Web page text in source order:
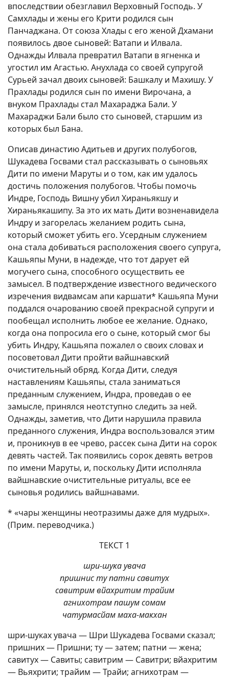
впоследствии обезглавил Верховный Господь. У
Самхлады и жены его Крити родился сын
Панчаджана. От союза Хлады с его женой Дхамани
появилось двое сыновей: Ватапи и Илвала.
Однажды Илвала превратил Ватапи в ягненка и
угостил им Агастью. Анухлада со своей супругой
Сурьей зачал двоих сыновей: Башкалу и Махишу. У
Прахлады родился сын по имени Вирочана, а
внуком Прахлады стал Махараджа Бали. У
Махараджи Бали было сто сыновей, старшим из
которых был Бана.
Описав династию Адитьев и других полубогов,
Шукадева Госвами стал рассказывать о сыновьях
Дити по имени Маруты и о том, как им удалось
достичь положения полубогов. Чтобы помочь
Индре, Господь Вишну убил Хираньякшу и
Хираньякашипу. За это их мать Дити возненавидела
Индру и загорелась желанием родить сына,
который сможет убить его. Усердным служением
она стала добиваться расположения своего супруга,
Кашьяпы Муни, в надежде, что тот дарует ей
могучего сына, способного осуществить ее
замысел. В подтверждение известного ведического
изречения видвамсам апи каршати* Кашьяпа Муни
поддался очарованию своей прекрасной супруги и
пообещал исполнить любое ее желание. Однако,
когда она попросила его о сыне, который смог бы
убить Индру, Кашьяпа пожалел о своих словах и
посоветовал Дити пройти вайшнавский
очистительный обряд. Когда Дити, следуя
наставлениям Кашьяпы, стала заниматься
преданным служением, Индра, проведав о ее
замысле, принялся неотступно следить за ней.
Однажды, заметив, что Дити нарушила правила
преданного служения, Индра воспользовался этим
и, проникнув в ее чрево, рассек сына Дити на сорок
девять частей. Так появились сорок девять ветров
по имени Маруты, и, поскольку Дити исполняла
вайшнавские очистительные ритуалы, все ее
сыновья родились вайшнавами.
* «чары женщины неотразимы даже для мудрых».
(Прим. переводчика.)
ТЕКСТ 1
шри-шука увача
пришнис ту патни савитух
савитрим вйахритим трайим
агнихотрам пашум сомам
чатурмасйам маха-макхан
шри-шуках увача — Шри Шукадева Госвами сказал;
пришних — Пришни; ту — затем; патни — жена;
савитух — Савиты; савитрим — Савитри; вйахритим
— Вьяхрити; трайим — Трайи; агнихотрам —